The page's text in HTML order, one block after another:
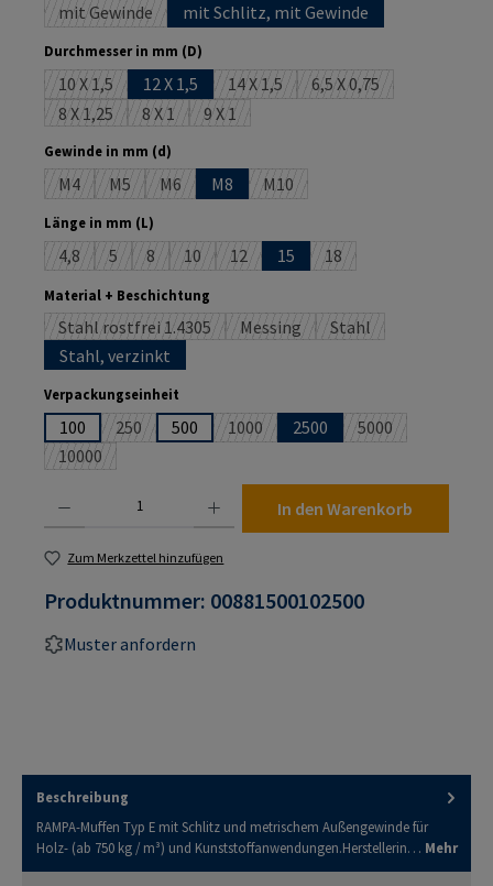
mit Gewinde(Diese Option ist zurzeit nicht verfügbar.)
mit Schlitz, mit Gewinde
Durchmesser in mm (D)
10 X 1,5(Diese Option ist zurzeit nicht verfügbar.)
12 X 1,5 14 X 1,5(Diese Option ist zurzeit nicht
6,5 X 0,75(Diese Option ist
8 X 1,25(Diese Option ist zurzeit nicht verfügbar.)
8 X 1(Diese Option ist zurzeit nicht verfügbar.)
9 X 1(Diese Option ist zurzeit nicht verfügbar.)
Gewinde in mm (d)
M4(Diese Option ist zurzeit nicht verfügbar.)
M5(Diese Option ist zurzeit nicht verfügbar.)
M6(Diese Option ist zurzeit nicht verfügbar.)
M8 M10(Diese Option ist zurzeit nicht
Länge in mm (L)
4,8(Diese Option ist zurzeit nicht verfügbar.)
5(Diese Option ist zurzeit nicht verfügbar.)
8(Diese Option ist zurzeit nicht verfügbar.)
10(Diese Option ist zurzeit nicht verfügbar.)
12(Diese Option ist zurzeit nicht
15 18(Diese Option ist
Material + Beschichtung
Stahl rostfrei 1.4305(Diese Option ist zurzeit nicht verfügbar.)
Messing(Diese Option ist zurzeit nicht
Stahl(Diese Option ist
Stahl, verzinkt
Verpackungseinheit
100 250(Diese Option ist zurzeit nicht verfügbar.)
500 1000(Diese Option ist zurzeit nicht
2500 5000(Diese Option ist
10000(Diese Option ist zurzeit nicht verfügbar.)
In den Warenkorb
Zum Merkzettel hinzufügen
Produktnummer: 00881500102500
Muster anfordern
Beschreibung
RAMPA-Muffen Typ E mit Schlitz und metrischem Außengewinde für
Holz- (ab 750 kg / m³) und Kunststoffanwendungen.Herstellerin… Mehr